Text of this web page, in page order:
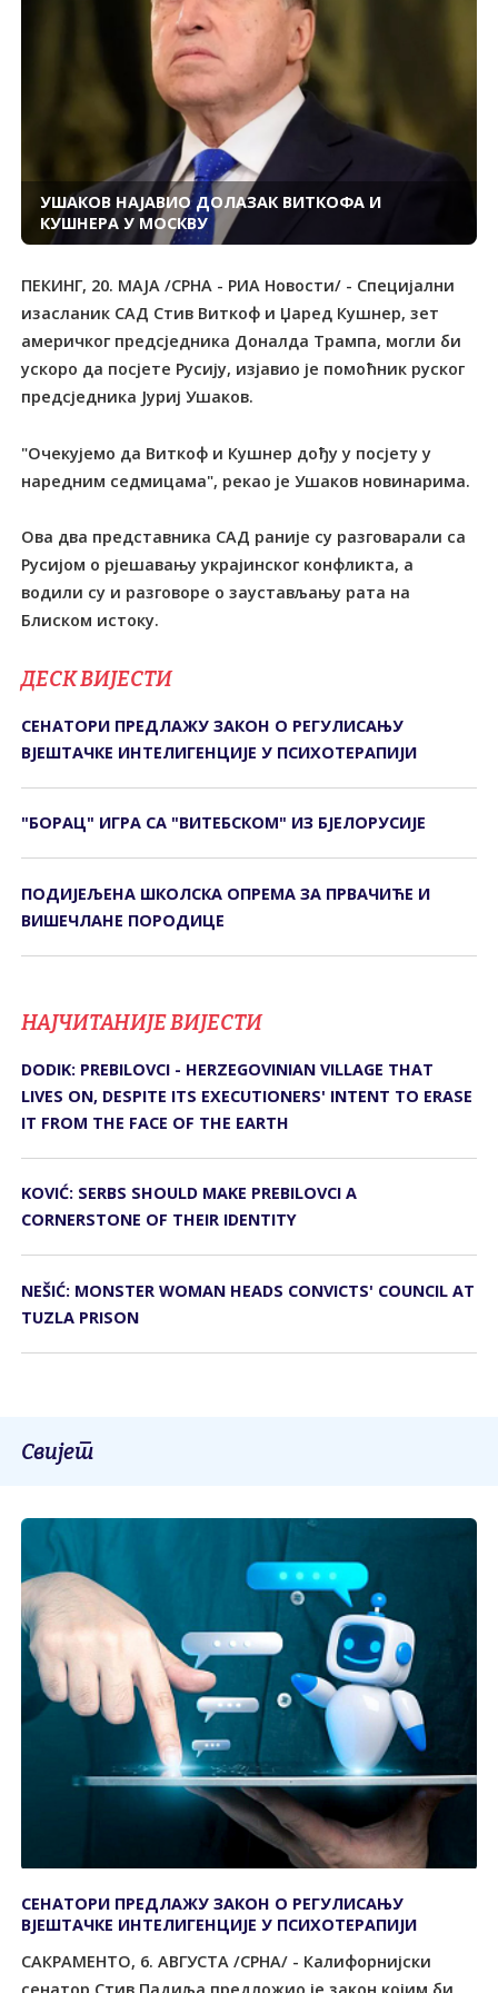
УШАКОВ НАЈАВИО ДОЛАЗАК ВИТКОФА И
КУШНЕРА У МОСКВУ
ПЕКИНГ, 20. МАЈА /СРНА - РИА Новости/ - Специјални
изасланик САД Стив Виткоф и Џаред Кушнер, зет
америчког предсједника Доналда Трампа, могли би
ускоро да посјете Русију, изјавио је помоћник руског
предсједника Јуриј Ушаков.
"Очекујемо да Виткоф и Кушнер дођу у посјету у
наредним седмицама", рекао је Ушаков новинарима.
Ова два представника САД раније су разговарали са
Русијом о рјешавању украјинског конфликта, а
водили су и разговоре о заустављању рата на
Блиском истоку.
ДЕСК ВИЈЕСТИ
СЕНАТОРИ ПРЕДЛАЖУ ЗАКОН О РЕГУЛИСАЊУ
ВЈЕШТАЧКЕ ИНТЕЛИГЕНЦИЈЕ У ПСИХОТЕРАПИЈИ
"БОРАЦ" ИГРА СА "ВИТЕБСКОМ" ИЗ БЈЕЛОРУСИЈЕ
ПОДИЈЕЉЕНА ШКОЛСКА ОПРЕМА ЗА ПРВАЧИЋЕ И
ВИШЕЧЛАНЕ ПОРОДИЦЕ
НАЈЧИТАНИЈЕ ВИЈЕСТИ
DODIK: PREBILOVCI - HERZEGOVINIAN VILLAGE THAT
LIVES ON, DESPITE ITS EXECUTIONERS' INTENT TO ERASE
IT FROM THE FACE OF THE EARTH
KOVIĆ: SERBS SHOULD MAKE PREBILOVCI A
CORNERSTONE OF THEIR IDENTITY
NEŠIĆ: MONSTER WOMAN HEADS CONVICTS' COUNCIL AT
TUZLA PRISON
Свијет
СЕНАТОРИ ПРЕДЛАЖУ ЗАКОН О РЕГУЛИСАЊУ
ВЈЕШТАЧКЕ ИНТЕЛИГЕНЦИЈЕ У ПСИХОТЕРАПИЈИ
САКРАМЕНТО, 6. АВГУСТА /СРНА/ - Калифорнијски